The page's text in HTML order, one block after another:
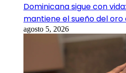
Dominicana sigue con
mantiene el sueño del oro
agosto 5, 2026